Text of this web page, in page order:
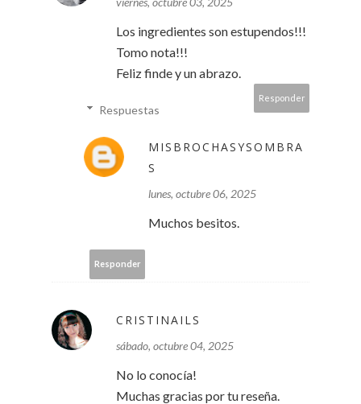
Los ingredientes son estupendos!!!
Tomo nota!!!
Feliz finde y un abrazo.
Responder
Respuestas
MISBROCHASYSOMBRA
S
lunes, octubre 06, 2025
Muchos besitos.
Responder
CRISTINAILS
sábado, octubre 04, 2025
No lo conocía!
Muchas gracias por tu reseña.